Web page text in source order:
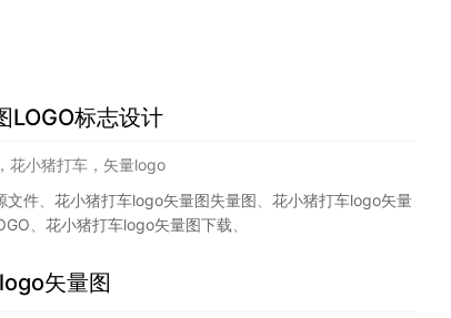
LOGO标志设计
花小猪打车，矢量logo
文件 花小猪打车logo矢量图失量图
花小猪打车logo矢量
花小猪打车logo矢量图下载
矢量图